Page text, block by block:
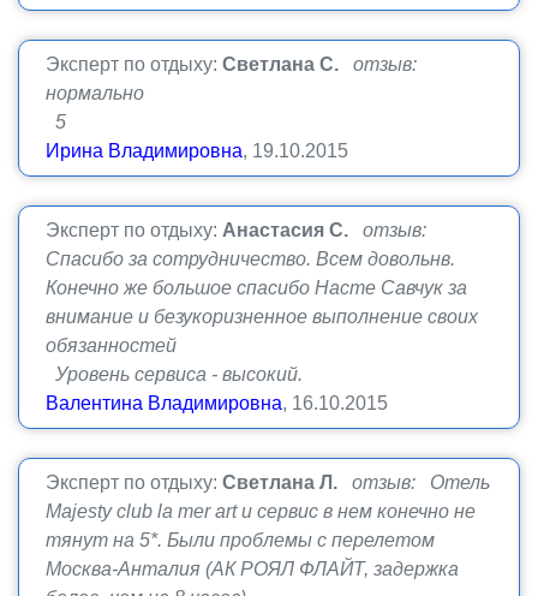
Эксперт по отдыху: Светлана С.
отзыв:
нормально
5
Ирина Владимировна, 19.10.2015
Эксперт по отдыху: Анастасия С.
отзыв:
Спасибо за сотрудничество. Всем довольнв.
Конечно же большое спасибо Насте Савчук за
внимание и безукоризненное выполнение своих
обязанностей
Уровень сервиса - высокий.
Валентина Владимировна, 16.10.2015
Эксперт по отдыху: Светлана Л.
отзыв: Отель
Majesty club la mer art и сервис в нем конечно не
тянут на 5*. Были проблемы с перелетом
Москва-Анталия (АК РОЯЛ ФЛАЙТ, задержка